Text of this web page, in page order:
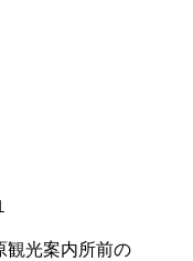
観光案内所前の